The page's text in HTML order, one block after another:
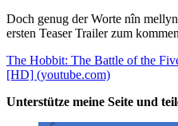
Doch genug der Worte nîn
ersten Teaser Trailer zum
The Hobbit: The Battle of the
[HD] (youtube.com)
Unterstütze meine Seite und